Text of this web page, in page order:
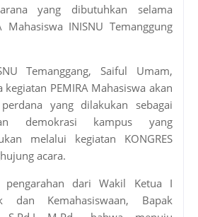
yang dibutuhkan selama
Mahasiswa INISNU Temanggung
Temanggang, Saiful Umam,
PEMIRA Mahasiswa akan
yang dilakukan sebagai
demokrasi kampus yang
melalui kegiatan KONGRES
acara.
pengarahan dari Wakil Ketua I
dan Kemahasiswaan, Bapak